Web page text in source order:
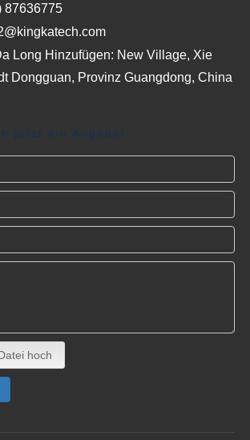
87636775
Long Hinzufügen: New Village, Xie
Dongguan, Provinz Guangdong, China
jetzt ein Angebot
hoch